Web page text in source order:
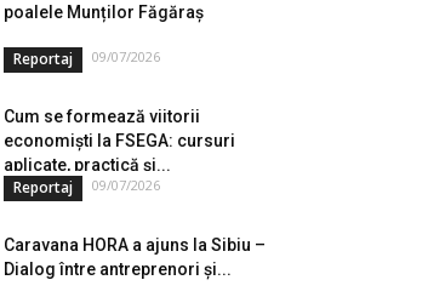
poalele Munților Făgăraș
Reportaj 09/07/2026
Cum se formează viitorii
economiști la FSEGA: cursuri
aplicate, practică și...
Reportaj 09/07/2026
Caravana HORA a ajuns la Sibiu –
Dialog între antreprenori și...